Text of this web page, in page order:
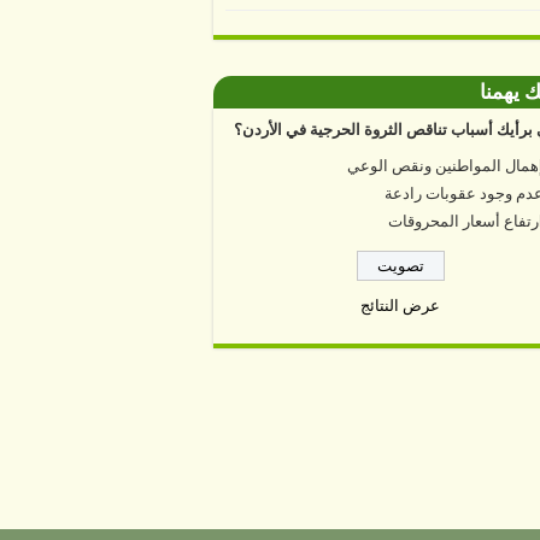
يهمنا
أسباب تناقص الثروة الحرجية في الأردن؟
المواطنين ونقص الوعي
وجود عقوبات رادعة
أسعار المحروقات
عرض النتائج